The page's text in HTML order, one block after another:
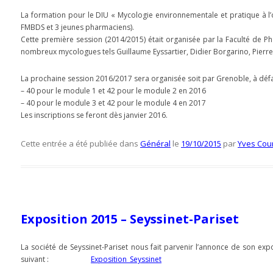
La formation pour le DIU « Mycologie environnementale et pratique à
FMBDS et 3 jeunes pharmaciens).
Cette première session (2014/2015) était organisée par la Faculté de
nombreux mycologues tels Guillaume Eyssartier, Didier Borgarino,
La prochaine session 2016/2017 sera organisée soit par Grenoble, à
– 40 pour le module 1 et 42 pour le module 2 en 2016
– 40 pour le module 3 et 42 pour le module 4 en 2017
Les inscriptions se feront dès janvier 2016.
Cette entrée a été publiée dans Général le 19/10/2015 parYves
Exposition 2015 – Seyssinet-Pariset
La société de Seyssinet-Pariset nous fait parvenir l’annonce de son
suivant : Exposition_Seyssinet